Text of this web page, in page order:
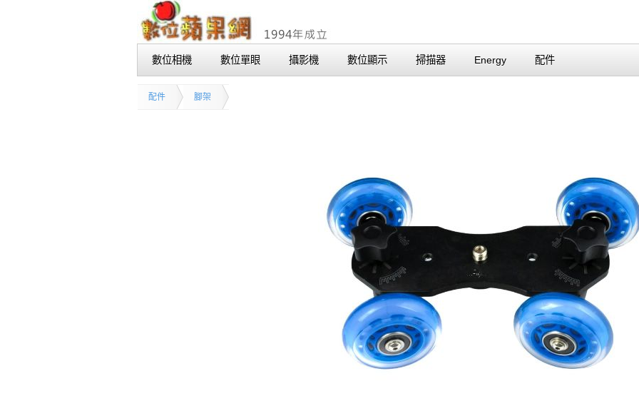
數位相機 數位單眼 攝影機 數位顯示 掃描器 Energy 配件
配件 腳架